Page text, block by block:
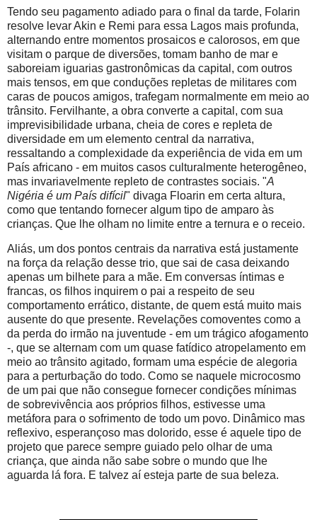
Tendo seu pagamento adiado para o final da tarde, Folarin
resolve levar Akin e Remi para essa Lagos mais profunda,
alternando entre momentos prosaicos e calorosos, em que
visitam o parque de diversões, tomam banho de mar e
saboreiam iguarias gastronômicas da capital, com outros
mais tensos, em que conduções repletas de militares com
caras de poucos amigos, trafegam normalmente em meio ao
trânsito. Fervilhante, a obra converte a capital, com sua
imprevisibilidade urbana, cheia de cores e repleta de
diversidade em um elemento central da narrativa,
ressaltando a complexidade da experiência de vida em um
País africano - em muitos casos culturalmente heterogêneo,
mas invariavelmente repleto de contrastes sociais. "A
Nigéria é um País difícil" divaga Floarin em certa altura,
como que tentando fornecer algum tipo de amparo às
crianças. Que lhe olham no limite entre a ternura e o receio.
Aliás, um dos pontos centrais da narrativa está justamente
na força da relação desse trio, que sai de casa deixando
apenas um bilhete para a mãe. Em conversas íntimas e
francas, os filhos inquirem o pai a respeito de seu
comportamento errático, distante, de quem está muito mais
ausente do que presente. Revelações comoventes como a
da perda do irmão na juventude - em um trágico afogamento
-, que se alternam com um quase fatídico atropelamento em
meio ao trânsito agitado, formam uma espécie de alegoria
para a perturbação do todo. Como se naquele microcosmo
de um pai que não consegue fornecer condições mínimas
de sobrevivência aos próprios filhos, estivesse uma
metáfora para o sofrimento de todo um povo. Dinâmico mas
reflexivo, esperançoso mas dolorido, esse é aquele tipo de
projeto que parece sempre guiado pelo olhar de uma
criança, que ainda não sabe sobre o mundo que lhe
aguarda lá fora. E talvez aí esteja parte de sua beleza.